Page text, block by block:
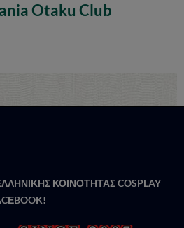
Otaku Club
ΚΟΙΝΟΤΗΤΑΣ COSPLAY